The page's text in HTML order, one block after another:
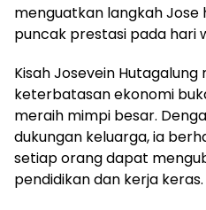
menguatkan langkah
puncak prestasi pada hari
Kisah Josevein
keterbatasan ekonomi
meraih mimpi besar.
dukungan keluarga, ia
setiap orang dapat
pendidikan dan kerja keras.